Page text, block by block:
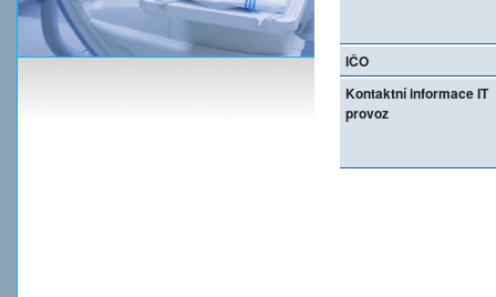
IČO
Kontaktní informace IT
provoz